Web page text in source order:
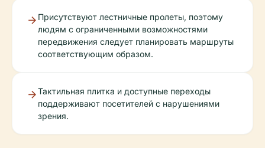
Присутствуют лестничные пролеты, поэтому
людям с ограниченными возможностями
передвижения следует планировать маршруты
соответствующим образом.
Тактильная плитка и доступные переходы
поддерживают посетителей с нарушениями
зрения.